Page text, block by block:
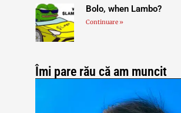
Bolo, when Lambo?
Continuare »
Îmi pare rău că am muncit